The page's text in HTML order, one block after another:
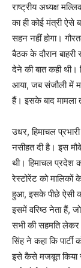
राष्ट्रीय अध्यक्ष
का ही कोई मंत्री ऐसे
सहन नहीं होगा।
बैठक के दौरान
देने की बात कही थी।
आया, जब संजौली में
हैं। इसके बाद मामला
उधर, हिमाचल
नसीहत दी है। इस
थी। हिमाचल प्रदेश
रेस्टोरेंट को मालिकों
हुआ, इसके पीछे ऐसी
इसमें वरिष्ठ नेता हैं,
सभी की सहमति
सिंह ने कहा कि
इसे कैसे मजबूत किया